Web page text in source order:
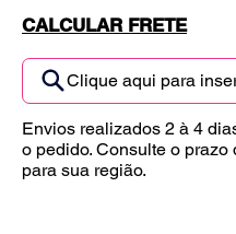
CALCULAR FRETE
Clique aqui para
Envios realizados 2 à 4
o pedido. Consulte o prazo
para sua região.